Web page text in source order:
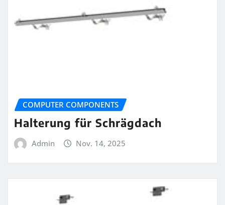
COMPUTER COMPONENTS
Halterung für Schrägdach
Admin Nov. 14, 2025